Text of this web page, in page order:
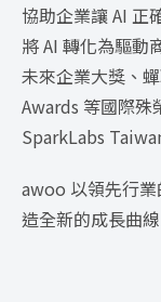
協助企業讓 AI 正
將 AI 轉化為驅動
未來企業大獎、
Awards 等國際殊
SparkLabs
awoo 以領先行業
造全新的成長曲